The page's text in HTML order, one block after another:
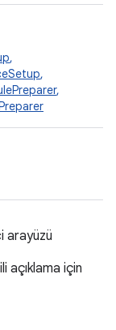
,
,
,
arayüzü
açıklama için